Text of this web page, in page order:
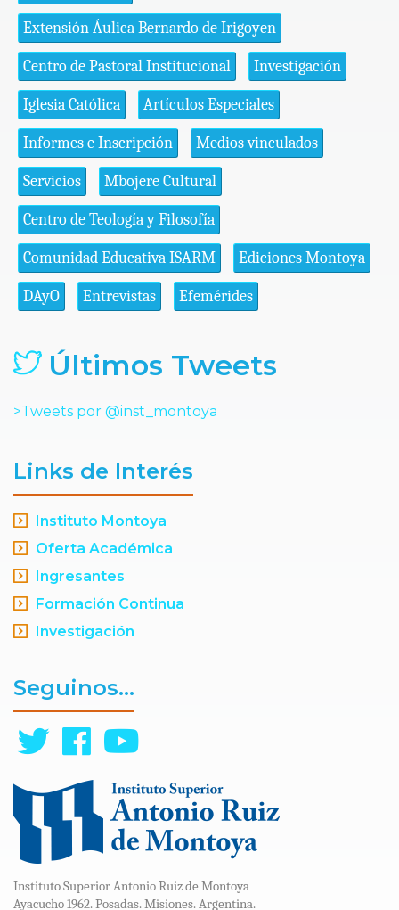
Extensión Áulica Bernardo de Irigoyen
Centro de Pastoral Institucional Investigación
Iglesia Católica Artículos Especiales
Informes e Inscripción Medios vinculados
Servicios Mbojere Cultural
Centro de Teología y Filosofía
Comunidad Educativa ISARM Ediciones Montoya
DAyO Entrevistas Efemérides
Últimos Tweets
>Tweets por @inst_montoya
Links de Interés
Instituto Montoya
Oferta Académica
Ingresantes
Formación Continua
Investigación
Seguinos...
Instituto Superior Antonio Ruiz de Montoya
Ayacucho 1962. Posadas. Misiones. Argentina.